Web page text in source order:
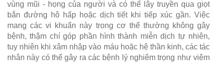
vùng mũi - họng của người và có thể lây truyền qua giọt
bắn đường hô hấp hoặc dịch tiết khi tiếp xúc gần. Việc
mang các vi khuẩn này trong cơ thể thường không gây
bệnh, thậm chí góp phần hình thành miễn dịch tự nhiên,
tuy nhiên khi xâm nhập vào máu hoặc hệ thần kinh, các tác
nhân này có thể gây ra các bệnh lý nghiêm trọng như viêm